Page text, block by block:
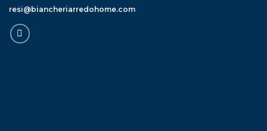
resi@biancheriarredohome.com